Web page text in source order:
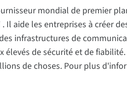
mondial de premier
Il aide les entreprises à créer
infrastructures de
de sécurité et de fiabilité.
de choses. Pour plus